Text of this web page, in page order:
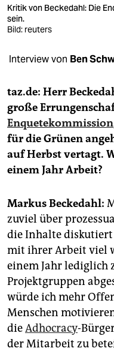
veranstaltungen
shop
fragen & hilfe
genossenschaft
epaper login
Kritik von Beckedahl: Die
sein.
Bild: reuters
Interview von Ben
taz.de: Herr
große
Enquetekommission
für die Grünen
auf Herbst vertagt.
einem Jahr Arbeit?
Markus Beckedahl:
zuviel über
die Inhalte
mit ihrer Arbeit viel
einem Jahr lediglich
Projektgruppen
würde ich mehr
Menschen
dieAdhocracy-
der Mitarbeit zu